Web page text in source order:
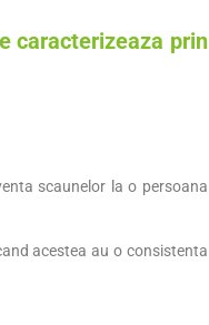
caracterizeaza prin
scaunelor la o persoana
acestea au o consistenta